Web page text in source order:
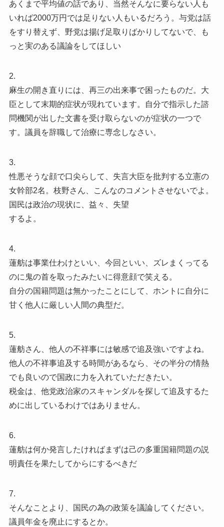
あくまで平均値の話であり、当然そんなに要らない人も
いれば2000万円では足りない人もいるだろう。与党は話
をすり替えず、野党は揚げ足取りばかりしてないで、も
っと実のある議論をしてほしい
2.
麻生の開き直りには、再三の出来事で困ったものだ。大
臣として末期的症状が現れています。自分で指示した諮
問機関が出した文書を受け取らないのが症状の一つで
す。議員を辞職して治療に専念しなさい。
3.
性悪そうな顔で口尖らして、失言大臣を批判する立憲の
女幹部2名。枝野さん、こんなのコメントさせないでよ。
国民は政治の現状に、益々、失望
するよ。
4.
蓮舫は事業仕わけといい、今回といい、ズレまくってる
のに鬼の首を取ったみたいに得意顔で笑える。
自分の国籍問題は無かったことにして、ホントに自分に
甘く他人に厳しい人間の典型だ。
5.
蓮舫さん、他人の不祥事には敏感で追及強いですよね。
他人の不祥事追及する時間があるなら、その半分の情熱
でも良いので国政に力を入れていただきたい。
税金は、他党政治家のスキャンダルを探して追及するた
めに出しているわけではありません。
6.
蓮舫は何か発言したければまずは己の多重国籍問題の説
明責任を果たしてからにするべきだ
7.
そんなことより、国民の為の政策を議論してください。
議員年金を廃止にするとか。